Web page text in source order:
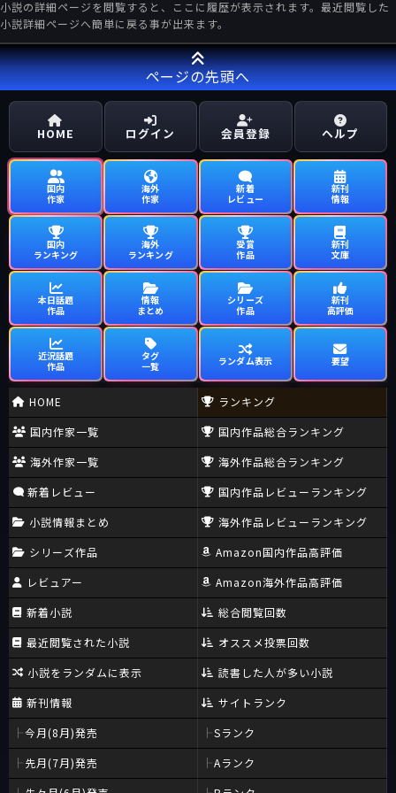
小説の詳細ページを閲覧すると、ここに履歴が表示されます。最近閲覧した
小説詳細ページへ簡単に戻る事が出来ます。
ページの先頭へ
HOME ログイン 会員登録 ヘルプ
国内
作家
海外
作家
新着
レビュー
新刊
情報
国内
ランキング
海外
ランキング
受賞
作品
新刊
文庫
本日話題
作品
情報
まとめ
シリーズ
作品
新刊
高評価
近況話題
作品
タグ
一覧
ランダム表示 要望
HOME
国内作家一覧
海外作家一覧
新着レビュー
小説情報まとめ
シリーズ作品
レビュアー
新着小説
最近閲覧された小説
小説をランダムに表示
新刊情報
今月(8月)発売
先月(7月)発売
ランキング
国内作品総合ランキング
海外作品総合ランキング
国内作品レビューランキング
海外作品レビューランキング
Amazon国内作品高評価
Amazon海外作品高評価
総合閲覧回数
オススメ投票回数
読書した人が多い小説
サイトランク
Sランク
Aランク